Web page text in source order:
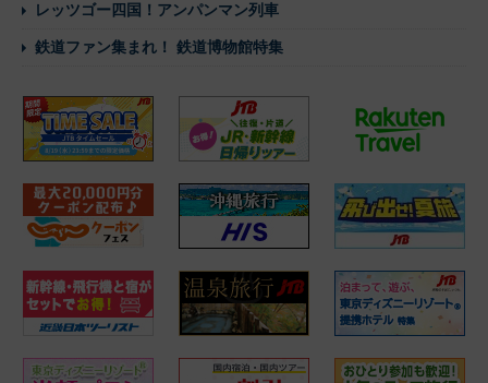
レッツゴー四国！アンパンマン列車
鉄道ファン集まれ！ 鉄道博物館特集